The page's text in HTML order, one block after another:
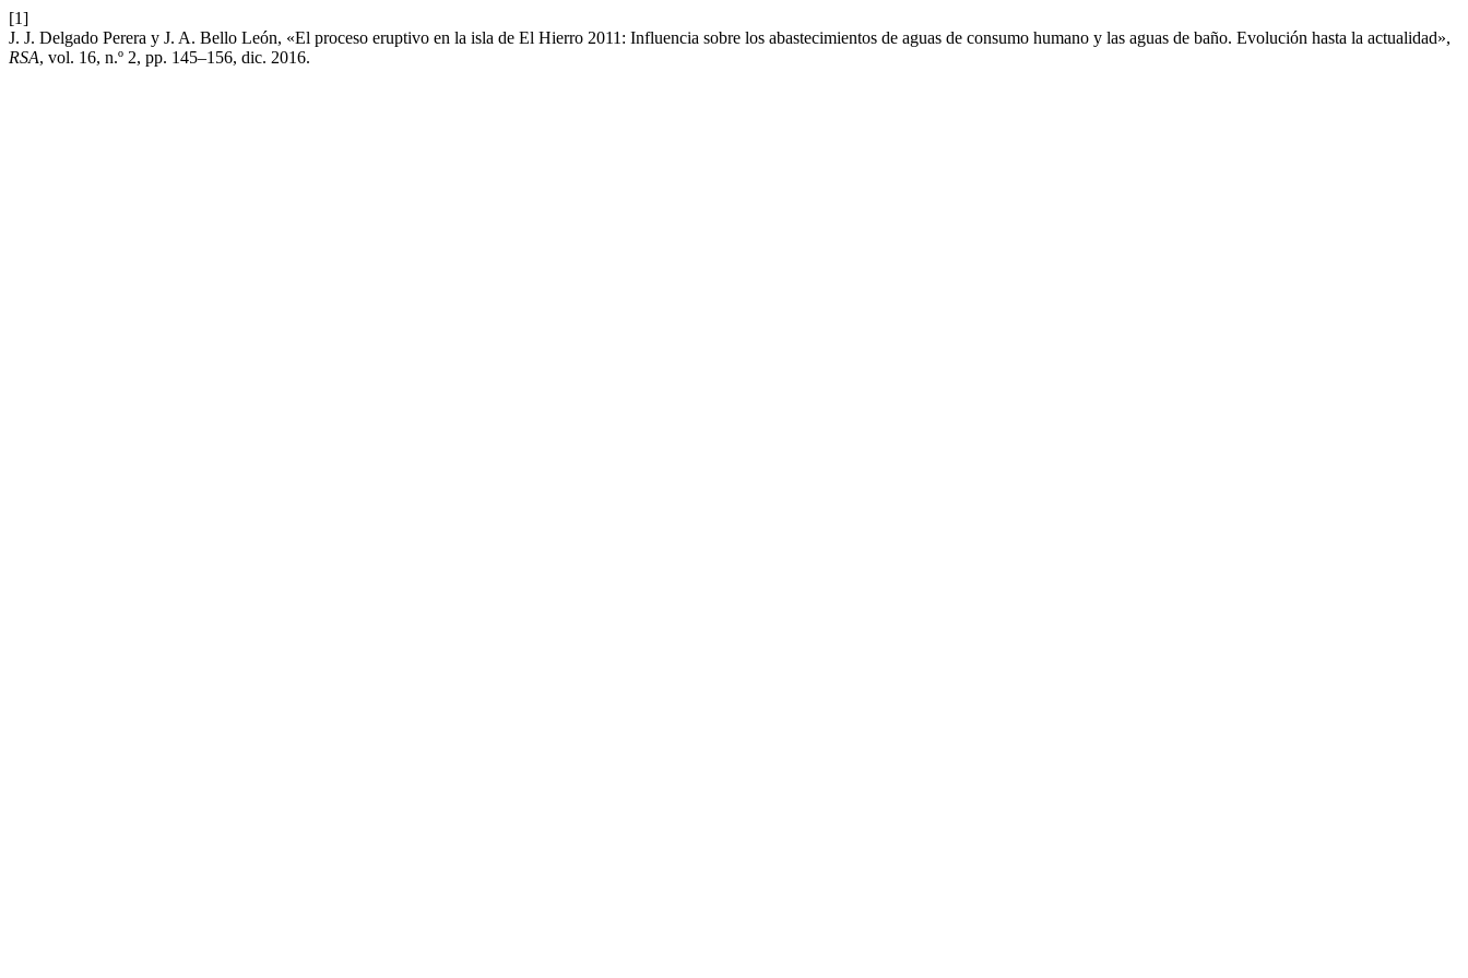
[1]
J. J. Delgado Perera y J. A. Bello León, «El proceso eruptivo en la isla de El Hierro 2011: Influencia sobre los abastecimientos de aguas de consumo humano y las aguas de baño. Evolución hasta la actualidad»,
RSA, vol. 16, n.º 2, pp. 145–156, dic. 2016.